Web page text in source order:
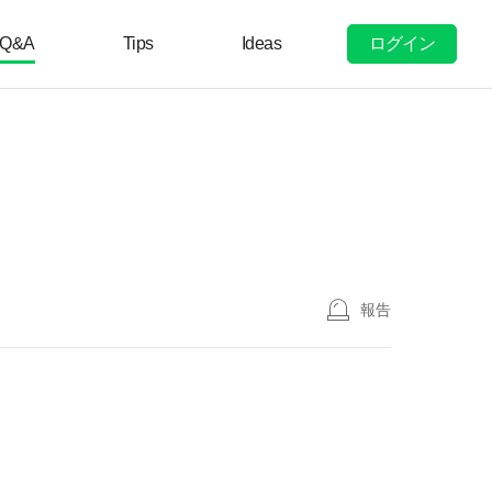
Q&A Tips Ideas ログイン
報告